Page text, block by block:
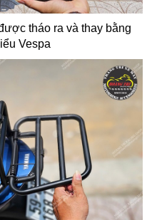
tháo ra và thay bằng
Vespa